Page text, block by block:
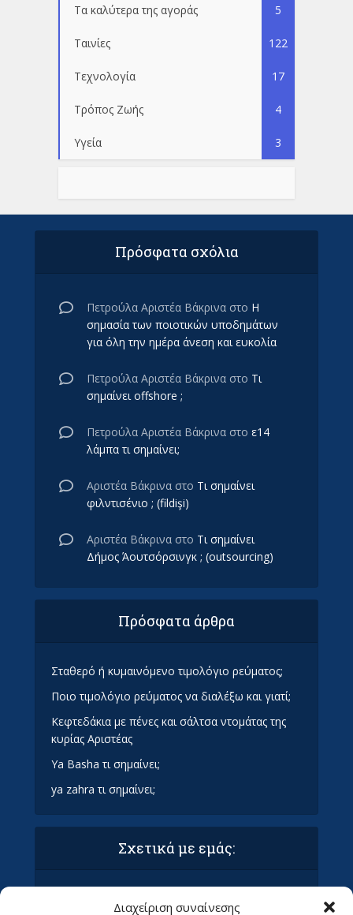
Διαχείριση συναίνεσης
Τα καλύτερα της αγοράς 5
Ταινίες 122
Τεχνολογία 17
Τρόπος Ζωής 4
Υγεία 3
Πρόσφατα σχόλια
Πετρούλα Αριστέα Βάκρινα στο Η
σημασία των ποιοτικών υποδημάτων
για όλη την ημέρα άνεση και ευκολία
Πετρούλα Αριστέα Βάκρινα στο Τι
σημαίνει offshore ;
Πετρούλα Αριστέα Βάκρινα στο ε14
λάμπα τι σημαίνει;
Αριστέα Βάκρινα στο Τι σημαίνει
φιλντισένιο ; (fildişi)
Αριστέα Βάκρινα στο Τι σημαίνει
Δήμος Άουτσόρσινγκ ; (outsourcing)
Πρόσφατα άρθρα
Σταθερό ή κυμαινόμενο τιμολόγιο ρεύματος;
Ποιο τιμολόγιο ρεύματος να διαλέξω και γιατί;
Κεφτεδάκια με πένες και σάλτσα ντομάτας της
κυρίας Αριστέας
Ya Basha τι σημαίνει;
ya zahra τι σημαίνει;
Σχετικά με εμάς:
Πολιτική απορρήτου & συμμόρφωση GDPR